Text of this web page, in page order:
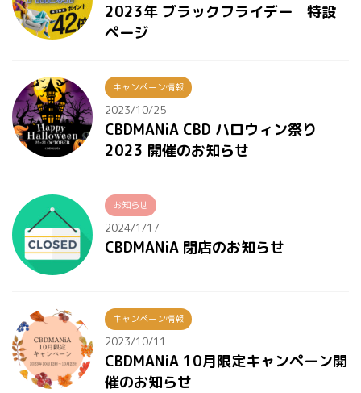
2023年 ブラックフライデー 特設
ページ
キャンペーン情報
2023/10/25
CBDMANiA CBD ハロウィン祭り
2023 開催のお知らせ
お知らせ
2024/1/17
CBDMANiA 閉店のお知らせ
キャンペーン情報
2023/10/11
CBDMANiA 10月限定キャンペーン開
催のお知らせ